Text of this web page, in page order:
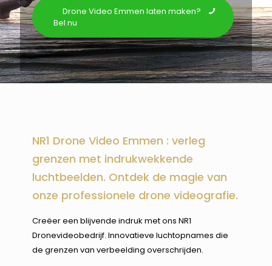
Drone Video Emmen laten maken?
Bel nu
NR1 Drone Video Emmen : verleg
grenzen met indrukwekkende
luchtbeelden. Ontdek de magie van
onze professionele drone videografie.
Creëer een blijvende indruk met ons NR1
Dronevideobedrijf. Innovatieve luchtopnames die
de grenzen van verbeelding overschrijden.